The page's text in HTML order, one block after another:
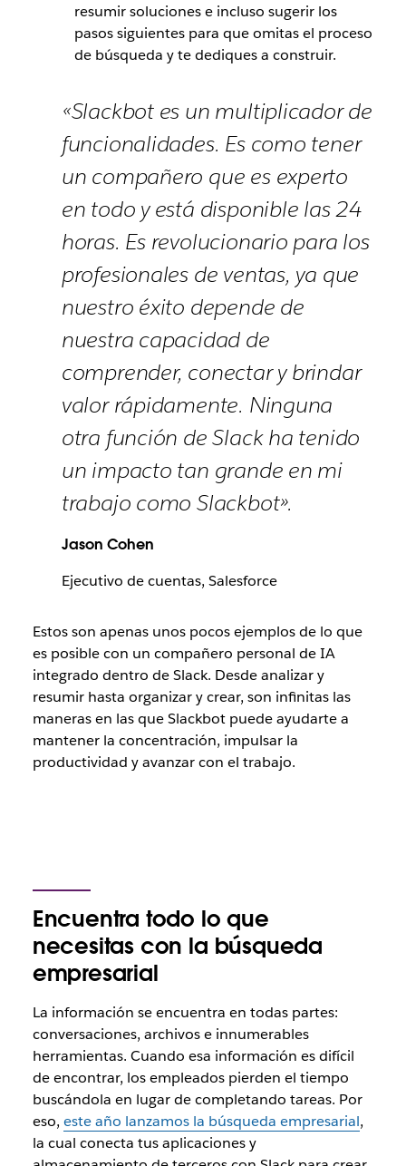
resumir soluciones e incluso sugerir los
pasos siguientes para que omitas el proceso
de búsqueda y te dediques a construir.
«Slackbot es un multiplicador de
funcionalidades. Es como tener
un compañero que es experto
en todo y está disponible las 24
horas. Es revolucionario para los
profesionales de ventas, ya que
nuestro éxito depende de
nuestra capacidad de
comprender, conectar y brindar
valor rápidamente. Ninguna
otra función de Slack ha tenido
un impacto tan grande en mi
trabajo como Slackbot».
Jason Cohen
Ejecutivo de cuentas, Salesforce
Estos son apenas unos pocos ejemplos de lo que
es posible con un compañero personal de IA
integrado dentro de Slack. Desde analizar y
resumir hasta organizar y crear, son infinitas las
maneras en las que Slackbot puede ayudarte a
mantener la concentración, impulsar la
productividad y avanzar con el trabajo.
Encuentra todo lo que
necesitas con la búsqueda
empresarial
La información se encuentra en todas partes:
conversaciones, archivos e innumerables
herramientas. Cuando esa información es difícil
de encontrar, los empleados pierden el tiempo
buscándola en lugar de completando tareas. Por
eso, este año lanzamos la búsqueda empresarial,
la cual conecta tus aplicaciones y